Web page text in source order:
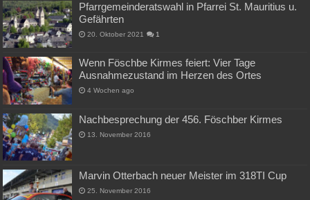
Pfarrgemeinderatswahl in Pfarrei St. Mauritius u.
Gefährten
20. Oktober 2021 1
Wenn Föschbe Kirmes feiert: Vier Tage
Ausnahmezustand im Herzen des Ortes
4 Wochen ago
Nachbesprechung der 456. Föschber Kirmes
13. November 2016
Marvin Otterbach neuer Meister im 318TI Cup
25. November 2016